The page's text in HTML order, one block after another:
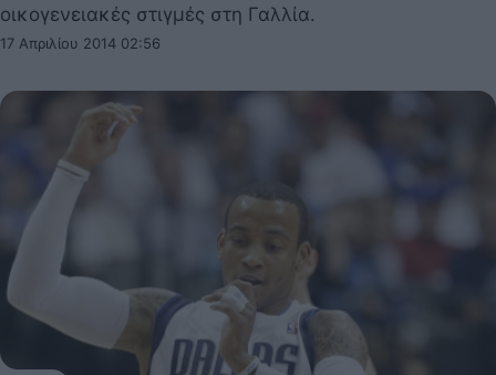
οικογενειακές στιγμές στη Γαλλία.
17 Απριλίου 2014 02:56